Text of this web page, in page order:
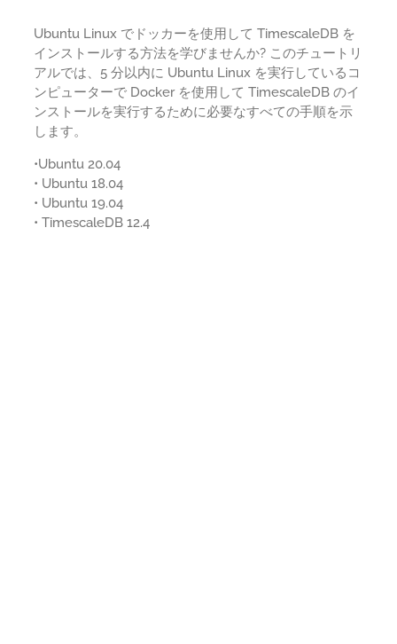
Ubuntu Linux でドッカーを使用して TimescaleDB を
インストールする方法を学びませんか? このチュートリ
アルでは、5 分以内に Ubuntu Linux を実行しているコ
ンピューターで Docker を使用して TimescaleDB のイ
ンストールを実行するために必要なすべての手順を示
します。
•Ubuntu 20.04
• Ubuntu 18.04
• Ubuntu 19.04
• TimescaleDB 12.4